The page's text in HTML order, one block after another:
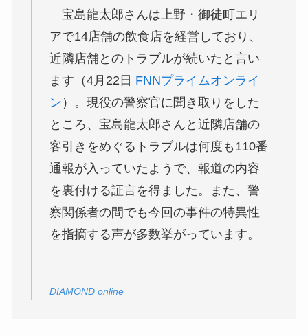
宝島龍太郎さんは上野・御徒町エリ
アで14店舗の飲食店を経営しており、
近隣店舗とのトラブルが続いたと言い
ます（4月22日 FNNプライムオンライ
ン ）。現役の警察官に聞き取りをした
ところ、宝島龍太郎さんと近隣店舗の
客引きをめぐるトラブルは何度も110番
通報が入っていたようで、報道の内容
を裏付ける証言を得ました。また、警
察関係者の間でも今回の事件の特異性
を指摘する声が多数挙がっています。
DIAMOND online